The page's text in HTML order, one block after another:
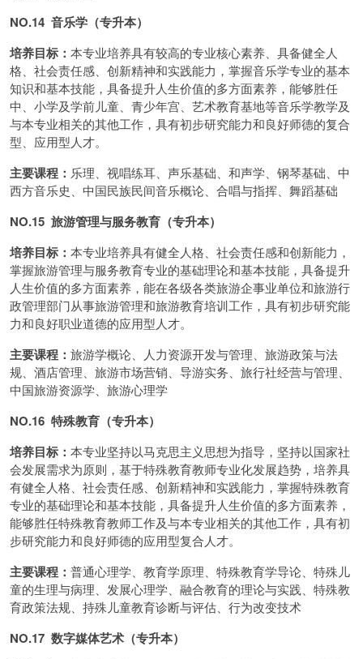
NO.14 音乐学 （专升本）
培养目标： 本专业培养具有较高的专业核心素养、具备健全人
格、社会责任感、创新精神和实践能力，掌握音乐学专业的基本
知识和基本技能，具备提升人生价值的多方面素养，能够胜任
中、小学及学前儿童、青少年宫、艺术教育基地等音乐学教学及
与本专业相关的其他工作，具有初步研究能力和良好师德的复合
型、应用型人才。
主要课程： 乐理、视唱练耳、声乐基础、和声学、钢琴基础、中
西方音乐史、中国民族民间音乐概论、合唱与指挥、舞蹈基础
NO.15 旅游管理与服务教育（专升本）
培养目标： 本专业培养具有健全人格、社会责任感和创新能力，
掌握旅游管理与服务教育专业的基础理论和基本技能，具备提升
人生价值的多方面素养，能在各级各类旅游企事业单位和旅游行
政管理部门从事旅游管理和旅游教育培训工作，具有初步研究能
力和良好职业道德的应用型人才。
主要课程： 旅游学概论、人力资源开发与管理、旅游政策与法
规、酒店管理、旅游市场营销、导游实务、旅行社经营与管理、
中国旅游资源学、旅游心理学
NO.16 特殊教育（专升本）
培养目标： 本专业坚持以马克思主义思想为指导，坚持以国家社
会发展需求为原则，基于特殊教育教师专业化发展趋势，培养具
有健全人格、社会责任感、创新精神和实践能力，掌握特殊教育
专业的基础理论和基本技能，具备提升人生价值的多方面素养，
能够胜任特殊教育教师工作及与本专业相关的其他工作，具有初
步研究能力和良好师德的应用型复合人才。
主要课程： 普通心理学、教育学原理、特殊教育学导论、特殊儿
童的生理与病理、发展心理学、融合教育的理论与实践、特殊教
育政策法规、持殊儿童教育诊断与评估、行为改变技术
NO.17 数字媒体艺术（专升本）